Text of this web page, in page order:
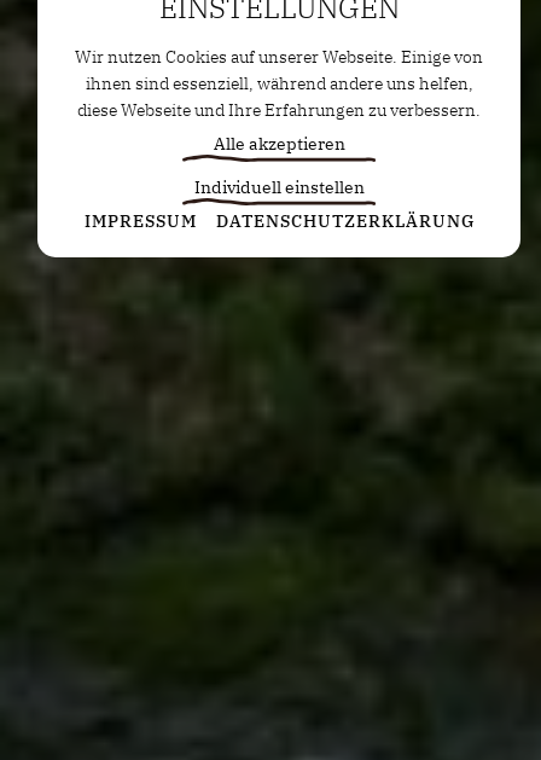
Wir nutzen Cookies auf unserer Webseite. Einige von
ihnen sind essenziell, während andere uns helfen,
diese Webseite und Ihre Erfahrungen zu verbessern.
Alle akzeptieren
Individuell einstellen
Statistiken
Diese Cookies erfassen anonyme Statistiken. Diese
Marketing Cookies werden von Drittanbietern oder
IMPRESSUM DATENSCHUTZERKLÄRUNG